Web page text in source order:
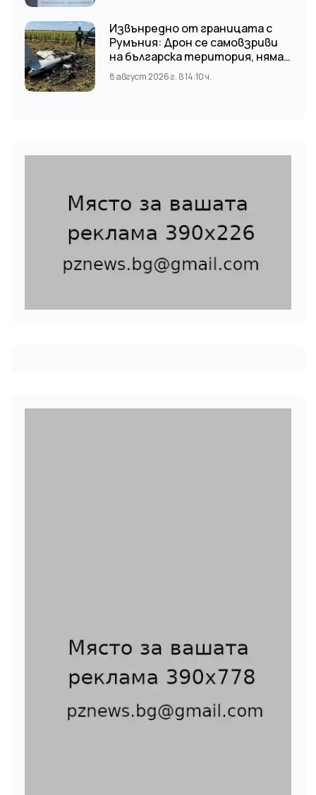
Извънредно от границата с
Румъния: Дрон се самовзриви
на българска територия, няма
щети
8 август 2026 г. в 14:10 ч.